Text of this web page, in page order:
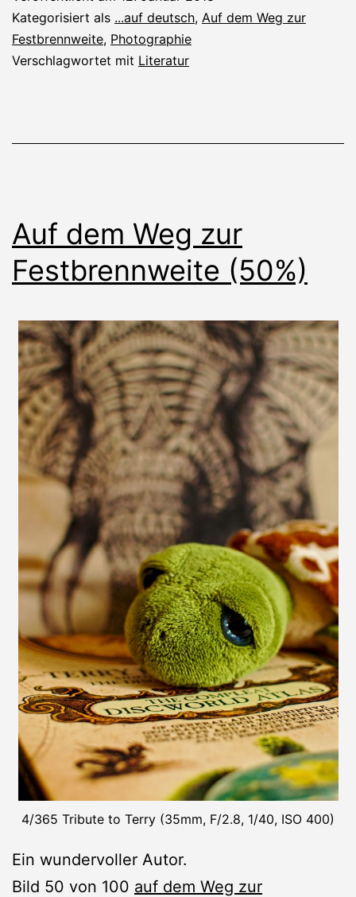
Kategorisiert als ...auf deutsch, Auf dem Weg zur
Festbrennweite, Photographie
Verschlagwortet mit Literatur
Auf dem Weg zur
Festbrennweite (50%)
4/365 Tribute to Terry (35mm, F/2.8, 1/40, ISO 400)
Ein wundervoller Autor.
Bild 50 von 100 auf dem Weg zur